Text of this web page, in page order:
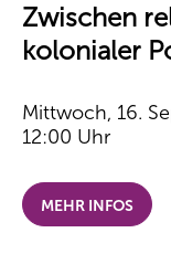
Zwischen
kolonialer
Mittwoch, 16.
12:00 Uhr
MEHR INFOS